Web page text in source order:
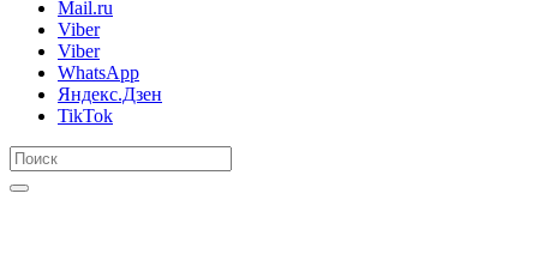
Mail.ru
Viber
Viber
WhatsApp
Яндекс.Дзен
TikTok